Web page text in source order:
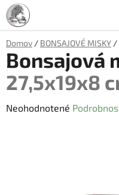
Prejsť
na
obsah
Domov / BONSAJOVÉ MISKY /
Bonsajová
27,5x19x8
Priemerné
Neohodnotené